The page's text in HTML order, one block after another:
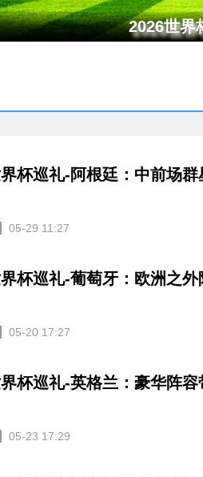
2026世界
杯巡礼-阿根廷：中前场
05-29 11:27
杯巡礼-葡萄牙：欧洲之
05-20 17:27
杯巡礼-英格兰：豪华阵
05-23 17:29